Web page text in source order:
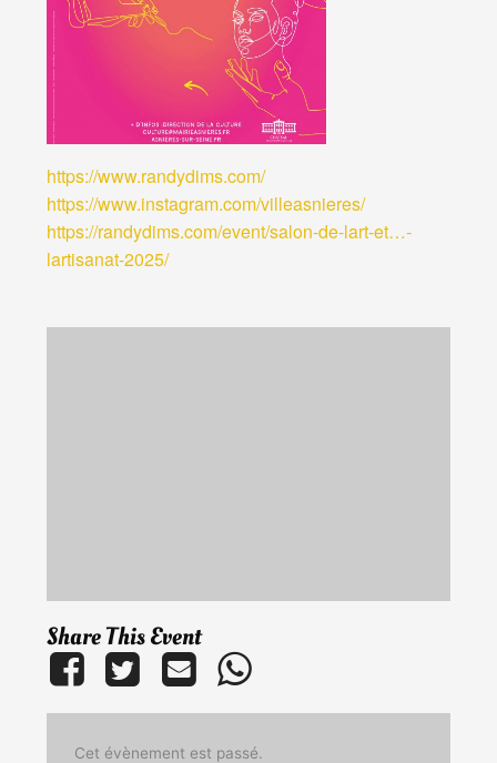
https://www.randydims.com/
https://www.instagram.com/villeasnieres/
https://randydims.com/event/salon-de-lart-et…-
lartisanat-2025/‎
Share This Event
Cet évènement est passé.